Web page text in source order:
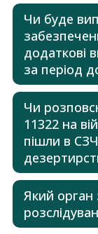
Чи буде
додаткові
за період
Чи
11322 на
пішли в
Який орган